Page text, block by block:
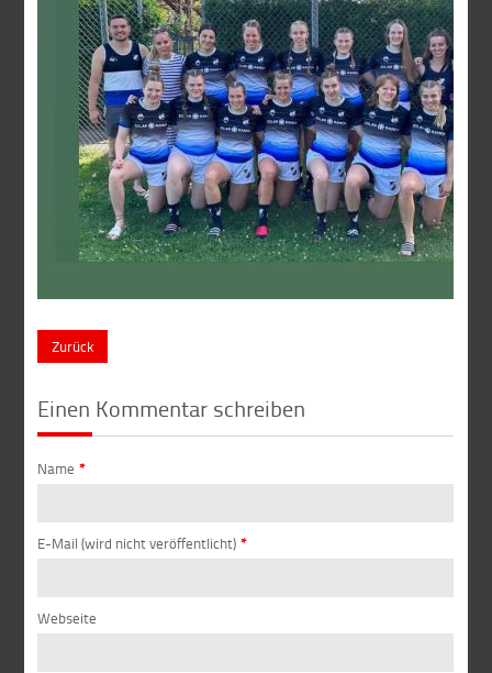
Zurück
Einen Kommentar schreiben
Name *
E-Mail (wird nicht veröffentlicht) *
Webseite